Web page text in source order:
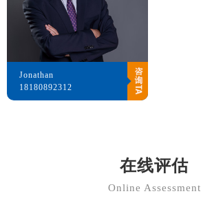
Jonathan
18180892312
在线评估
Online Assessment